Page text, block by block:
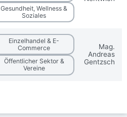
Gesundheit, Wellness &
Soziales
Einzelhandel & E-
Commerce
Öffentlicher Sektor &
Vereine
Mag.
Andreas
Gentzsch